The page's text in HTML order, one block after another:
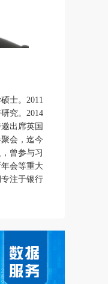
士。2011
究。2014
出席英国
会，迄今
曾参与习
会等重大
注于银行